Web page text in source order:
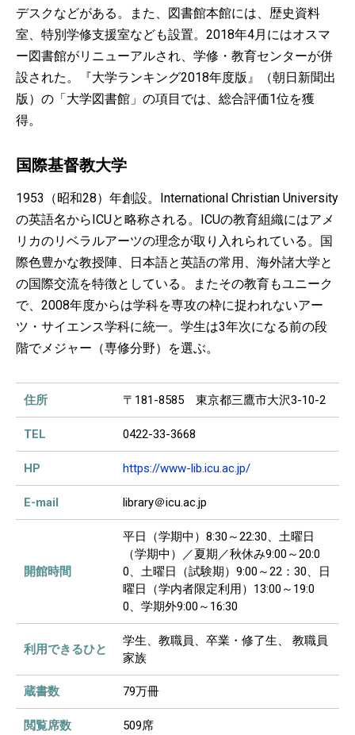
デスクなどがある。また、図書館本館には、歴史資料
室、特別学修支援室なども設置。2018年4月にはオスマ
ー図書館がリニューアルされ、学修・教育センターが併
設された。『大学ランキング2018年度版』（朝日新聞出
版）の「大学図書館」の項目では、総合評価1位を獲
得。
国際基督教大学
1953（昭和28）年創設。International Christian University
の英語名からICUと略称される。ICUの教育組織にはアメ
リカのリベラルアーツの理念が取り入れられている。国
際色豊かな教授陣、日本語と英語の常用、海外諸大学と
の国際交流を特徴としている。またその教育もユニーク
で、2008年度からは学科を専攻の枠に捉われないアー
ツ・サイエンス学科に統一。学生は3年次になる前の段
階でメジャー（専修分野）を選ぶ。
住所 〒181-8585 東京都三鷹市大沢3-10-2
TEL 0422-33-3668
HP https://www-lib.icu.ac.jp/
E-mail library＠icu.ac.jp
開館時間
平日（学期中）8:30～22:30、土曜日
（学期中）／夏期／秋休み9:00～20:0
0、土曜日（試験期）9:00～22：30、日
曜日（学内者限定利用）13:00～19:0
0、学期外9:00～16:30
利用できるひと
学生、教職員、卒業・修了生、 教職員
家族
蔵書数 79万冊
閲覧席数 509席